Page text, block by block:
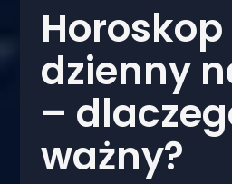
Horoskop
dzienny
–
ważny?